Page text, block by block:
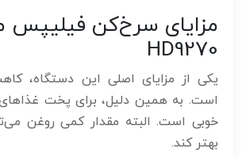
مزایای سرخ‌کن فیلیپس
HD9270
یکی از مزایای اصلی این دستگاه،
است. به همین دلیل، برای پخت
خوبی است. البته مقدار کمی روغن
بهتر کند.